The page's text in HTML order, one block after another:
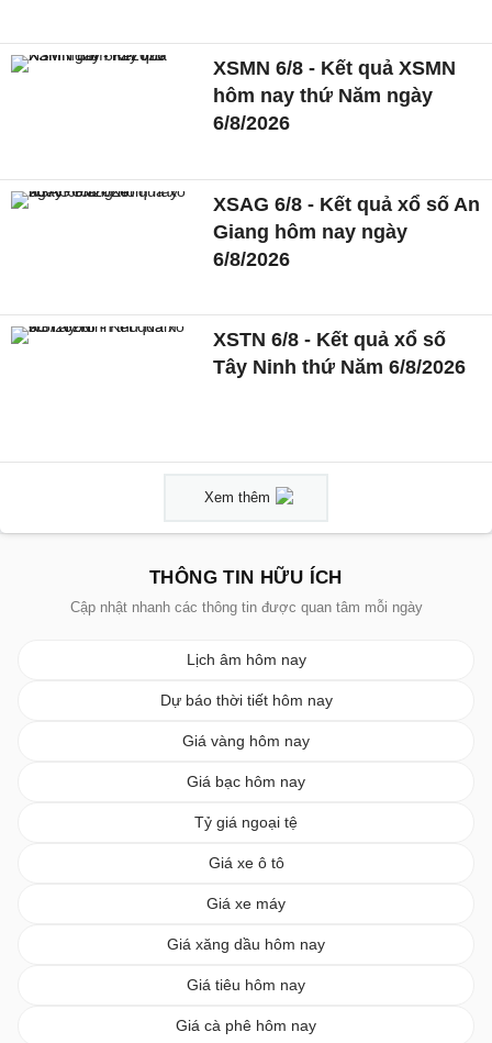
XSMN 6/8 - Kết quả XSMN
hôm nay thứ Năm ngày
6/8/2026
XSAG 6/8 - Kết quả xổ số An
Giang hôm nay ngày
6/8/2026
XSTN 6/8 - Kết quả xổ số
Tây Ninh thứ Năm 6/8/2026
Xem thêm
THÔNG TIN HỮU ÍCH
Cập nhật nhanh các thông tin được quan tâm mỗi ngày
Lịch âm hôm nay
Dự báo thời tiết hôm nay
Giá vàng hôm nay
Giá bạc hôm nay
Tỷ giá ngoại tệ
Giá xe ô tô
Giá xe máy
Giá xăng dầu hôm nay
Giá tiêu hôm nay
Giá cà phê hôm nay